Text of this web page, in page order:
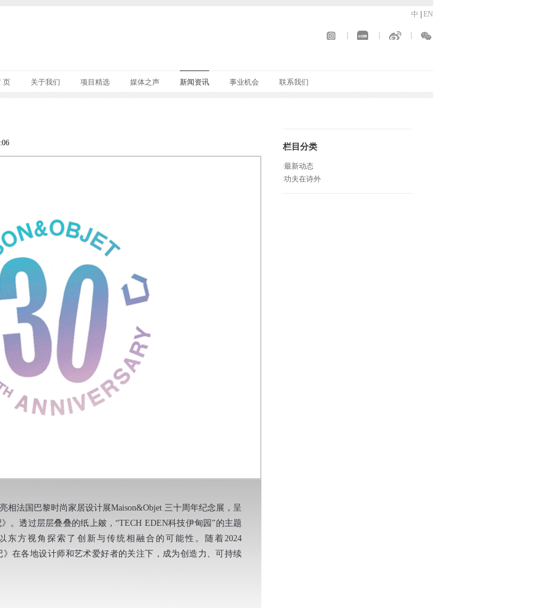
中 EN
页 关于我们 项目精选 媒体之声 新闻资讯 事业机会 联系我们
相法国巴黎时尚家居设计展Maison&Objet 三十周年纪念展，呈
。透过层层叠叠的纸上皴，“TECH EDEN科技伊甸园”的主题
东方视角探索了创新与传统相融合的可能性。随着2024
》在各地设计师和艺术爱好者的关注下，成为创造力、可持续
栏目分类
最新动态
功夫在诗外